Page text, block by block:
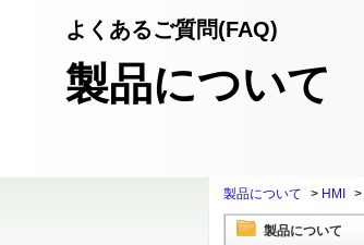
よくあるご質問(FAQ)
製品について
製品について > HMI >
製品について